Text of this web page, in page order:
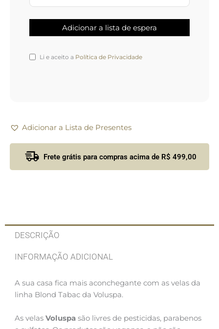
Li e aceito a Política de Privacidade
Adicionar a Lista de Presentes
Frete grátis para compras acima de R$ 499,00
DESCRIÇÃO
INFORMAÇÃO ADICIONAL
A sua casa fica mais aconchegante com as velas da
linha Blond Tabac da Voluspa.
As velas Voluspa são livres de pesticidas, parabenos